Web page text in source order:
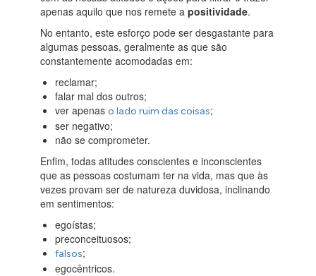
apenas aquilo que nos remete apositividade.
No entanto, este esforço pode ser desgastante para
algumas pessoas, geralmente as que são
constantemente acomodadas em:
reclamar;
falar mal dos outros;
ver apenaso lado ruim das coisas;
ser negativo;
não se comprometer.
Enfim, todas atitudes conscientes e inconscientes
que as pessoas costumam ter na vida, mas que às
vezes provam ser de natureza duvidosa, inclinando
em sentimentos:
egoístas;
preconceituosos;
falsos;
egocêntricos.